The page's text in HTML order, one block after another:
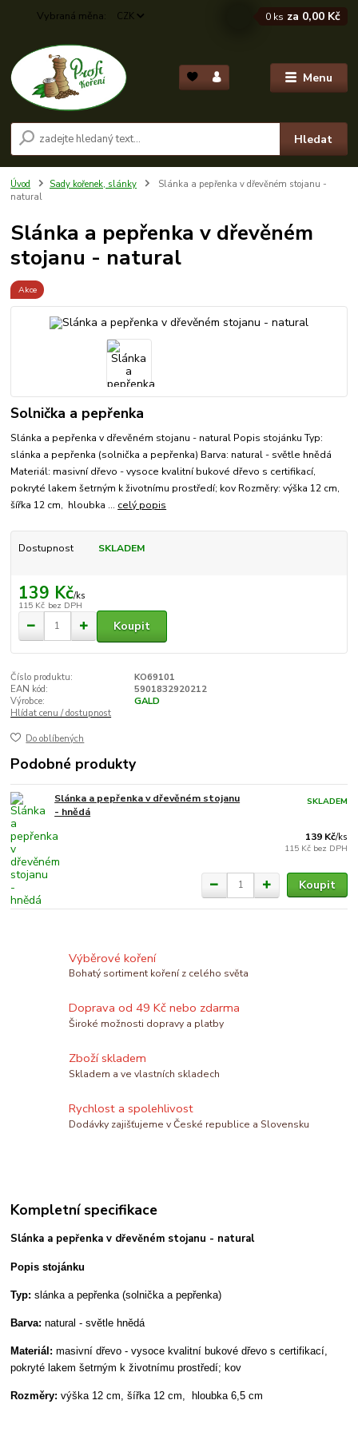
Menu
CZK
Hledat
0 ks za 0,00 Kč
Úvod Sady kořenek, slánky
Slánka a pepřenka v dřevěném stojanu -
natural
Slánka a pepřenka v dřevěném
stojanu - natural
Akce
Solnička a pepřenka
Slánka a pepřenka v dřevěném stojanu - natural Popis stojánku Typ:
slánka a pepřenka (solnička a pepřenka) Barva: natural - světle hnědá
Materiál: masivní dřevo - vysoce kvalitní bukové dřevo s certifikací,
pokryté lakem šetrným k životnímu prostředí; kov Rozměry: výška 12 cm,
šířka 12 cm, hloubka ... celý popis
Dostupnost SKLADEM
139 Kč/ks
115 Kč bez DPH
Koupit
Číslo produktu:
KO69101
EAN kód:
5901832920212
Výrobce:
GALD
Hlídat cenu / dostupnost
Do oblíbených
Podobné produkty
Slánka a pepřenka v dřevěném stojanu
- hnědá
139 Kč/ks
115 Kč bez DPH
SKLADEM
Koupit
Výběrové koření
Bohatý sortiment koření z celého světa
Doprava od 49 Kč nebo zdarma
Široké možnosti dopravy a platby
Zboží skladem
Skladem a ve vlastních skladech
Rychlost a spolehlivost
Dodávky zajišťujeme v České republice a Slovensku
Kompletní specifikace
Slánka a pepřenka v dřevěném stojanu - natural
Popis stojánku
Typ: slánka a pepřenka (solnička a pepřenka)
Barva: natural - světle hnědá
Materiál: masivní dřevo - vysoce kvalitní bukové dřevo s certifikací,
pokryté lakem šetrným k životnímu prostředí; kov
Rozměry: výška 12 cm, šířka 12 cm, hloubka 6,5 cm